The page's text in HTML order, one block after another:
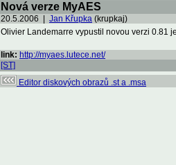
Nová verze MyAES
20.5.2006 | Jan Křupka (krupkaj)
Olivier Landemarre vypustil novou verzi 0.81
link: http://myaes.lutece.net/
[ST]
Editor diskových obrazů .st a .msa